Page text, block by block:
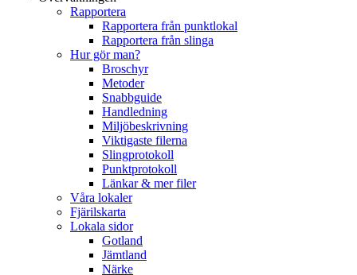
Rapportera
Rapportera från punktlokal
Rapportera från slinga
Hur gör man?
Broschyr
Metoder
Snabbguide
Handledning
Miljöbeskrivning
Viktigaste filerna
Slingprotokoll
Punktprotokoll
Länkar & mer filer
Våra lokaler
Fjärilskarta
Lokala sidor
Gotland
Jämtland
Närke